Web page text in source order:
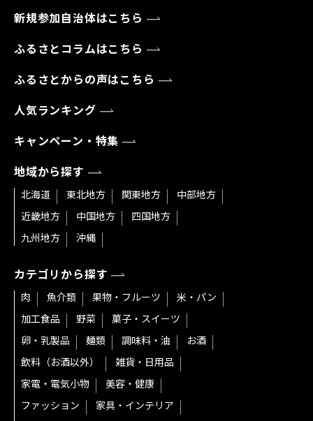
新規参加自治体はこちら
ふるさとコラムはこちら
ふるさとからの声はこちら
人気ランキング
キャンペーン・特集
地域から探す
北海道 東北地方 関東地方
中部地方
近畿地方
中国地方
四国地方
九州地方
沖縄
カテゴリから探す
肉 魚介類 果物・フルーツ
米・パン
加工食品
野菜
菓子・スイーツ
卵・乳製品
麺類 調味料・油
お酒
飲料（お酒以外）
雑貨・日用品
家電・電気小物
美容・健康
ファッション
家具・インテリア